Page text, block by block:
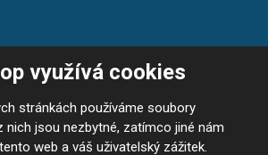
využívá cookies
stránkách používáme soubory
nich jsou nezbytné, zatímco jiné nám
web a váš uživatelský zážitek.